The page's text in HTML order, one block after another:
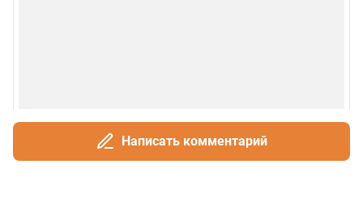
Написать комментарий